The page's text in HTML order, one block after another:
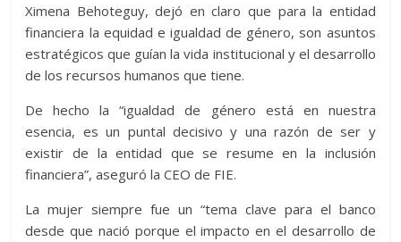
Ximena Behoteguy, dejó en claro que para la entidad
financiera la equidad e igualdad de género, son asuntos
estratégicos que guían la vida institucional y el desarrollo
de los recursos humanos que tiene.
De hecho la “igualdad de género está en nuestra
esencia, es un puntal decisivo y una razón de ser y
existir de la entidad que se resume en la inclusión
financiera”, aseguró la CEO de FIE.
La mujer siempre fue un “tema clave para el banco
desde que nació porque el impacto en el desarrollo de